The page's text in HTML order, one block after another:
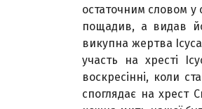
остаточним словом у
пощадив, а видав
викупна жертва
участь на хресті
воскресінні, коли
споглядає на хрест